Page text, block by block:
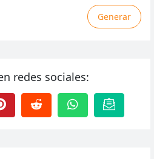
Generar
redes sociales: